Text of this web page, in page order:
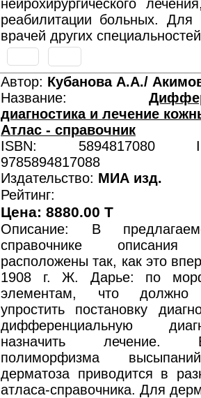
нейрохирургического
реабилитации больных. Для
врачей других
Автор: Кубанова А.А./
Название:
диагностика и лечение
Атлас - справочник
ISBN: 5894817080
9785894817088
Издательство: МИА изд.
Рейтинг:
Цена: 8880.00 T
Описание: В
справочнике описания
расположены так, как это
1908 г. Ж. Дарье: по
элементам, что должно
упростить постановку
дифференциальную
назначить
полиморфизма
дерматоза приводится в
атласа-справочника. Для